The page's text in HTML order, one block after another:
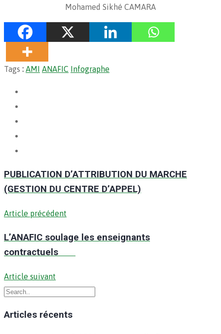
Mohamed Sikhé CAMARA
Tags : AMI ANAFIC Infographe
PUBLICATION D’ATTRIBUTION DU MARCHE
(GESTION DU CENTRE D’APPEL)
Article précédent
L’ANAFIC soulage les enseignants
contractuels
Article suivant
Articles récents